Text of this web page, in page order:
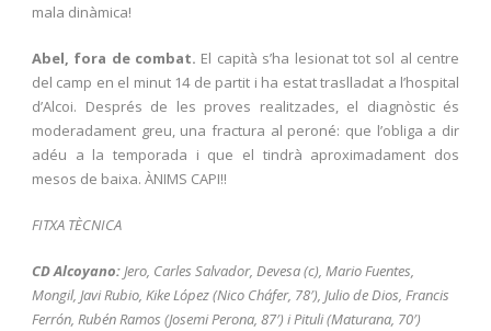
mala dinàmica!
Abel, fora de combat. El capità s’ha lesionat tot sol al centre
del camp en el minut 14 de partit i ha estat traslladat a l’hospital
d’Alcoi. Després de les proves realitzades, el diagnòstic és
moderadament greu, una fractura al peroné: que l’obliga a dir
adéu a la temporada i que el tindrà aproximadament dos
mesos de baixa. ÀNIMS CAPI!!
FITXA TÈCNICA
CD Alcoyano:Jero, Carles Salvador, Devesa (c), Mario Fuentes,
Mongil, Javi Rubio, Kike López (Nico Cháfer, 78′), Julio de Dios, Francis
Ferrón, Rubén Ramos (Josemi Perona, 87′) i Pituli (Maturana, 70′)